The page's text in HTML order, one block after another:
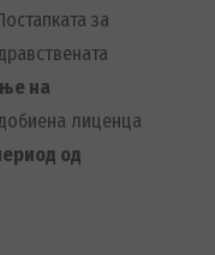
за
на
лиценца
од